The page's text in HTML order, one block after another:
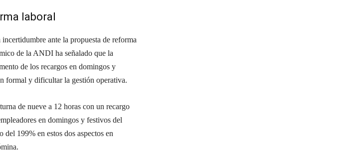
laboral
ante la propuesta de reforma
de la ANDI ha señalado que la
de los recargos en domingos y
formal y dificultar la gestión operativa.
de nueve a 12 horas con un recargo
en domingos y festivos del
199% en estos dos aspectos en